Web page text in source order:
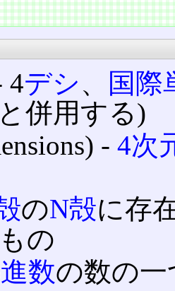
4デシ、
国際
併用する)
‐ 4次
のN殻に存
の
数の数の一